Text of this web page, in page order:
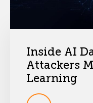
Inside AI
Attackers
Learning